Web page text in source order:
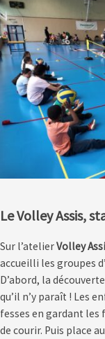
Le Volley Assis,
Sur l’atelierVolley
accueilli les groupes
D’abord, la
qu’il n’y paraît ! Les
fesses en gardant les
de courir. Puis place